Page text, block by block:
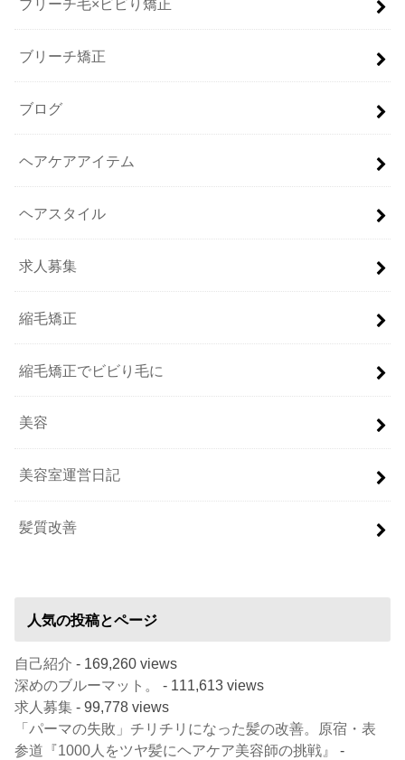
ブリーチ毛×ビビり矯正
ブリーチ矯正
ブログ
ヘアケアアイテム
ヘアスタイル
求人募集
縮毛矯正
縮毛矯正でビビり毛に
美容
美容室運営日記
髪質改善
人気の投稿とページ
自己紹介 - 169,260 views
深めのブルーマット。
- 111,613 views
求人募集 - 99,778 views
「パーマの失敗」チリチリになった髪の改善。原宿・表
参道『1000人をツヤ髪にヘアケア美容師の挑戦』
-